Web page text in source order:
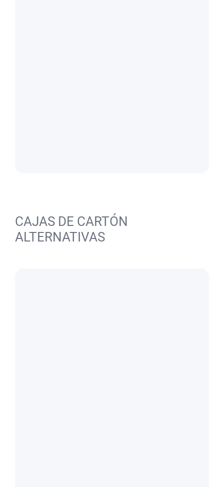
CAJAS DE CARTÓN
ALTERNATIVAS